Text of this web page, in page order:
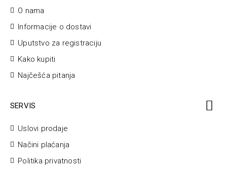
O nama
Informacije o dostavi
Uputstvo za registraciju
Kako kupiti
Najčešća pitanja
SERVIS
Uslovi prodaje
Načini plaćanja
Politika privatnosti